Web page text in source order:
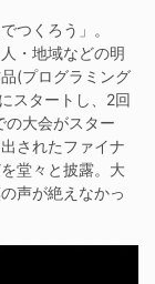
つくろう」。
・地域などの明
(プログラミング
スタートし、2回
大会がスター
されたファイナ
堂々と披露。大
声が絶えなかっ